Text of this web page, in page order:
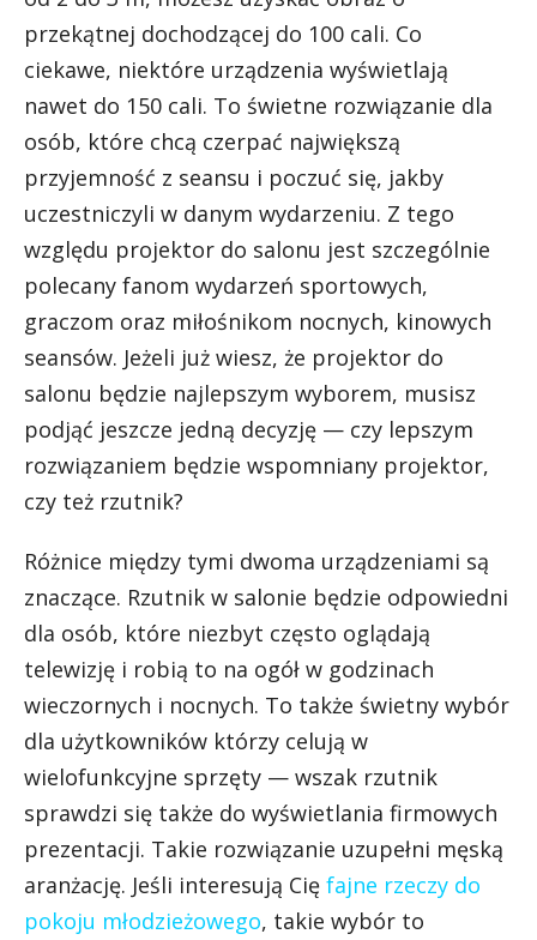
przekątnej dochodzącej do 100 cali. Co
ciekawe, niektóre urządzenia wyświetlają
nawet do 150 cali. To świetne rozwiązanie dla
osób, które chcą czerpać największą
przyjemność z seansu i poczuć się, jakby
uczestniczyli w danym wydarzeniu. Z tego
względu projektor do salonu jest szczególnie
polecany fanom wydarzeń sportowych,
graczom oraz miłośnikom nocnych, kinowych
seansów. Jeżeli już wiesz, że projektor do
salonu będzie najlepszym wyborem, musisz
podjąć jeszcze jedną decyzję — czy lepszym
rozwiązaniem będzie wspomniany projektor,
czy też rzutnik?
Różnice między tymi dwoma urządzeniami są
znaczące. Rzutnik w salonie będzie odpowiedni
dla osób, które niezbyt często oglądają
telewizję i robią to na ogół w godzinach
wieczornych i nocnych. To także świetny wybór
dla użytkowników którzy celują w
wielofunkcyjne sprzęty — wszak rzutnik
sprawdzi się także do wyświetlania firmowych
prezentacji. Takie rozwiązanie uzupełni męską
aranżację. Jeśli interesują Cię fajne rzeczy do
pokoju młodzieżowego, takie wybór to